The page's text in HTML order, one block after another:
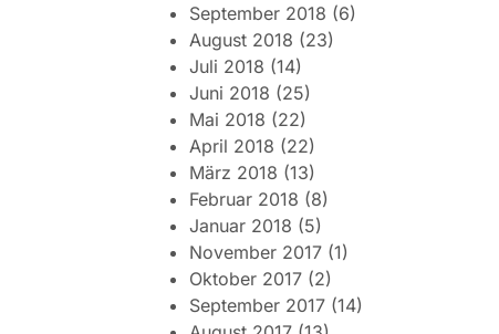
September 2018 (6)
August 2018 (23)
Juli 2018 (14)
Juni 2018 (25)
Mai 2018 (22)
April 2018 (22)
März 2018 (13)
Februar 2018 (8)
Januar 2018 (5)
November 2017 (1)
Oktober 2017 (2)
September 2017 (14)